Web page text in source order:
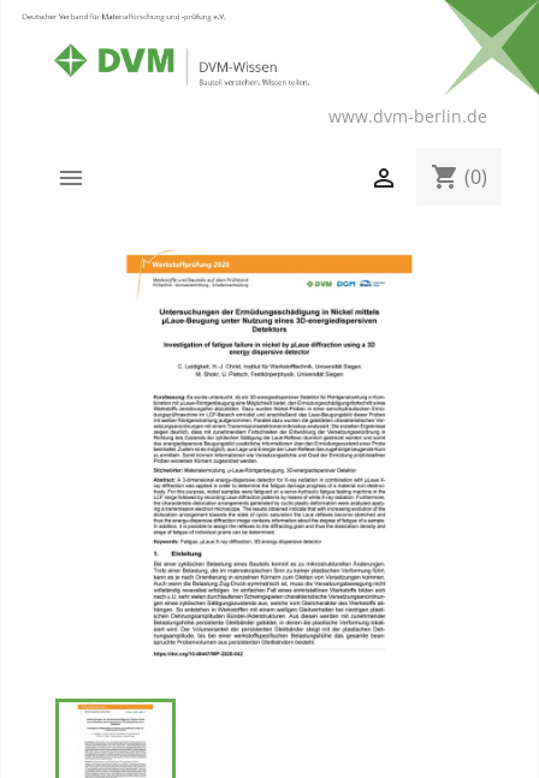
www.dvm-berlin.de
 shopping_cart (0)
